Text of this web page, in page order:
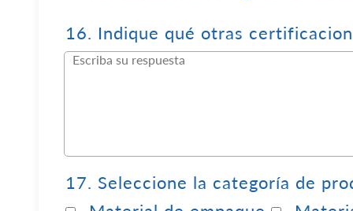
16. Indique qué otras
17. Seleccione la categoría de